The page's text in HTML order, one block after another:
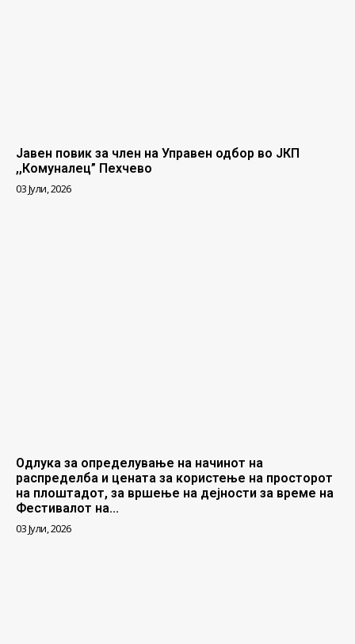
Јавен повик за член на Управен одбор во ЈКП
,,Комуналец” Пехчево
03 Јули, 2026
Одлука за определување на начинот на
распределба и цената за користење на просторот
на плоштадот, за вршење на дејности за време на
Фестивалот на...
03 Јули, 2026